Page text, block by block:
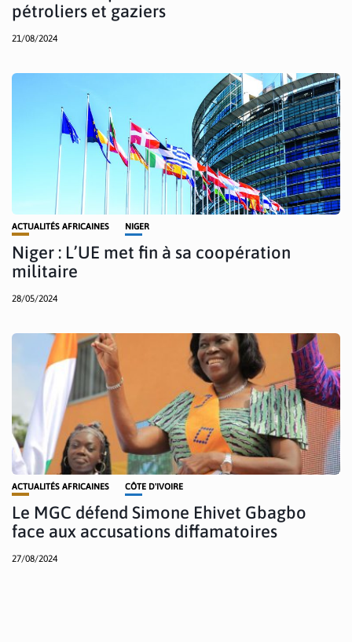
pétroliers et gaziers
21/08/2024
ACTUALITÉS AFRICAINES NIGER
Niger : L’UE met fin à sa coopération
militaire
28/05/2024
ACTUALITÉS AFRICAINES CÔTE D'IVOIRE
Le MGC défend Simone Ehivet Gbagbo
face aux accusations diffamatoires
27/08/2024